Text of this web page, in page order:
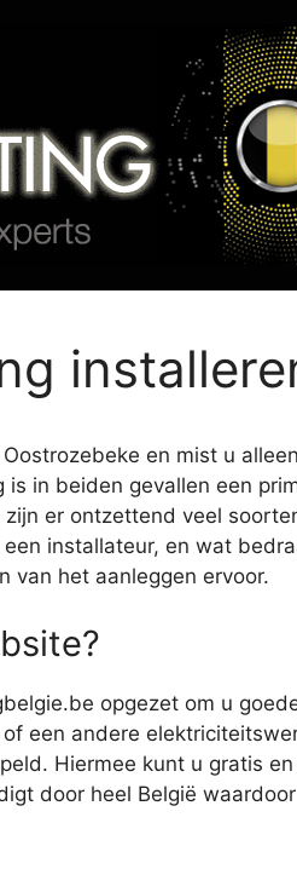
en mist u
is in beiden gevallen een
er ontzettend veel
installateur, en wat
van het aanleggen ervoor.
opgezet om u
een andere
Hiermee kunt u gratis
door heel België